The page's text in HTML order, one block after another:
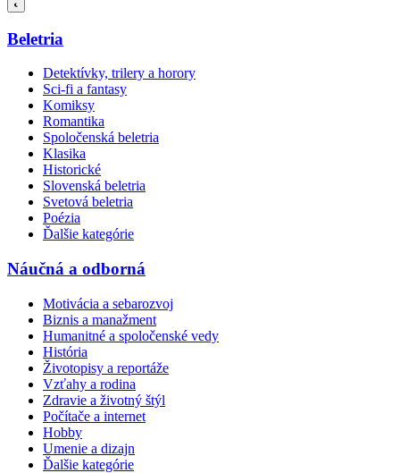
Beletria
Detektívky, trilery a horory
Sci-fi a fantasy
Komiksy
Romantika
Spoločenská beletria
Klasika
Historické
Slovenská beletria
Svetová beletria
Poézia
Ďalšie kategórie
Náučná a odborná
Motivácia a sebarozvoj
Biznis a manažment
Humanitné a spoločenské vedy
História
Životopisy a reportáže
Vzťahy a rodina
Zdravie a životný štýl
Počítače a internet
Hobby
Umenie a dizajn
Ďalšie kategórie